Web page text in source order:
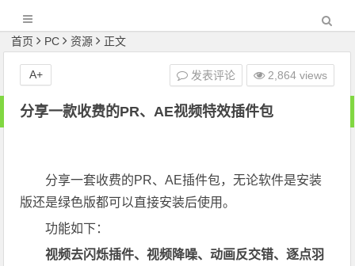
首页 PC 资源 正文
分享一款收费的PR、AE视频特效插件包
分享一套收费的PR、AE插件包，无论软件是安装
版还是绿色版都可以直接安装后使用。
功能如下：
视频去闪烁插件、视频降噪、动画反交错、逐点羽
发表评论 2,864 views
A+